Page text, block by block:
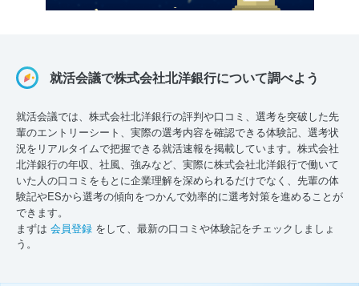
就活会議で株式会社北洋銀行について調べよう
就活会議では、株式会社北洋銀行の評判や口コミ、選考を突破した先
輩のエントリーシート、実際の選考内容を確認できる体験記、選考状
況をリアルタイムで把握できる就活速報を掲載しています。株式会社
北洋銀行の年収、社風、強みなど、実際に株式会社北洋銀行で働いて
いた人の口コミをもとに企業理解を深められるだけでなく、先輩の体
験記やESから選考の傾向をつかんで効率的に選考対策を進めることが
できます。
まずは 会員登録 をして、最新の口コミや体験記をチェックしましょ
う。